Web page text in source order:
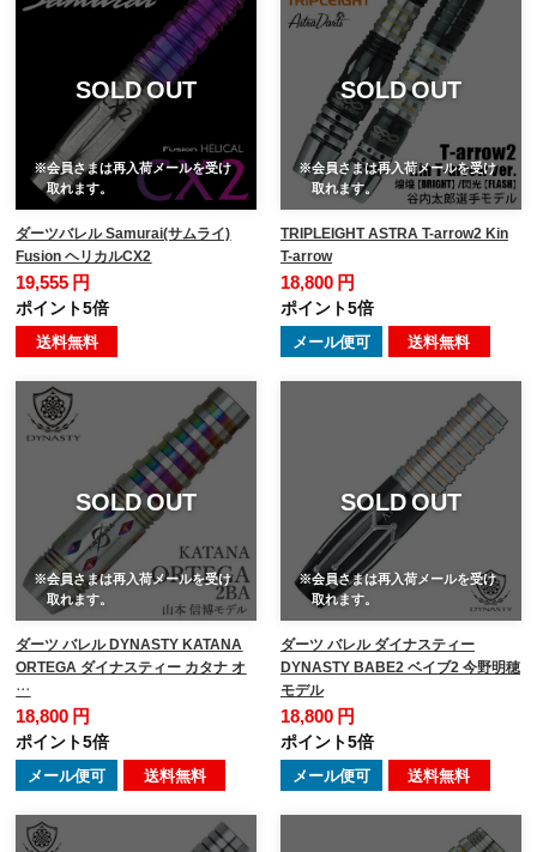
SOLD OUT
※会員さまは再入荷メールを受け
取れます。
ダーツバレル Samurai(サムライ)
Fusion ヘリカルCX2
19,555 円
ポイント5倍
送料無料
SOLD OUT
※会員さまは再入荷メールを受け
取れます。
TRIPLEIGHT ASTRA T-arrow2 Kin
T-arrow
18,800 円
ポイント5倍
メール便可 送料無料
SOLD OUT
※会員さまは再入荷メールを受け
取れます。
ダーツ バレル DYNASTY KATANA
ORTEGA ダイナスティー カタナ オ
…
18,800 円
ポイント5倍
メール便可 送料無料
SOLD OUT
※会員さまは再入荷メールを受け
取れます。
ダーツ バレル ダイナスティー
DYNASTY BABE2 ベイブ2 今野明穂
モデル
18,800 円
ポイント5倍
メール便可 送料無料